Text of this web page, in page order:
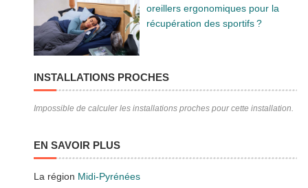
oreillers ergonomiques pour la
récupération des sportifs ?
INSTALLATIONS PROCHES
Impossible de calculer les installations proches pour cette installation.
EN SAVOIR PLUS
La région Midi-Pyrénées